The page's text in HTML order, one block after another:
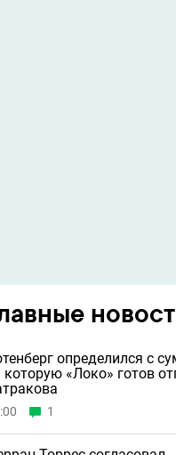
определился с
которую «Локо» готов
1